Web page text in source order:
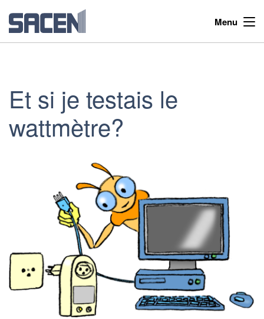
Menu
Et si je testais le
wattmètre?